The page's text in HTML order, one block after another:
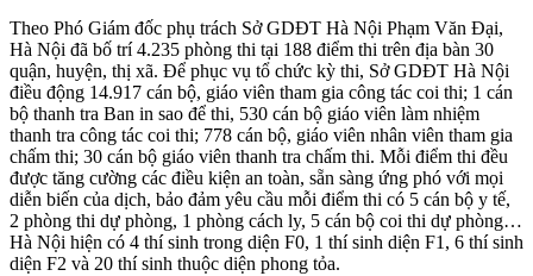
Theo Phó Giám đốc phụ trách Sở GDĐT Hà Nội Phạm Văn Đại,
Hà Nội đã bố trí 4.235 phòng thi tại 188 điểm thi trên địa bàn 30
quận, huyện, thị xã. Để phục vụ tổ chức kỳ thi, Sở GDĐT Hà Nội
điều động 14.917 cán bộ, giáo viên tham gia công tác coi thi; 1 cán
bộ thanh tra Ban in sao để thi, 530 cán bộ giáo viên làm nhiệm
thanh tra công tác coi thi; 778 cán bộ, giáo viên nhân viên tham gia
chấm thi; 30 cán bộ giáo viên thanh tra chấm thi. Mỗi điểm thi đều
được tăng cường các điều kiện an toàn, sẵn sàng ứng phó với mọi
diễn biến của dịch, bảo đảm yêu cầu mỗi điểm thi có 5 cán bộ y tế,
2 phòng thi dự phòng, 1 phòng cách ly, 5 cán bộ coi thi dự phòng…
Hà Nội hiện có 4 thí sinh trong diện F0, 1 thí sinh diện F1, 6 thí sinh
diện F2 và 20 thí sinh thuộc diện phong tỏa.